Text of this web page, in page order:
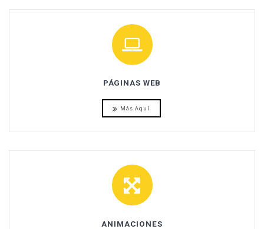
PÁGINAS WEB
Más Aquí
ANIMACIONES